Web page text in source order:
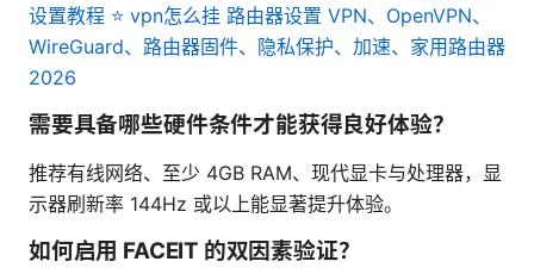
设置教程 ⭐ vpn怎么挂 路由器设置 VPN、OpenVPN、
WireGuard、路由器固件、隐私保护、加速、家用路由器
2026
需要具备哪些硬件条件才能获得良好体验？
推荐有线网络、至少 4GB RAM、现代显卡与处理器，显
示器刷新率 144Hz 或以上能显著提升体验。
如何启用 FACEIT 的双因素验证？